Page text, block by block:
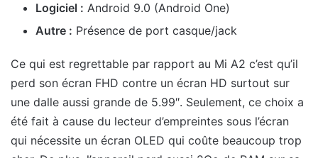
Logiciel : Android 9.0 (Android One)
Autre : Présence de port casque/jack
Ce qui est regrettable par rapport au Mi A2 c’est qu’il
perd son écran FHD contre un écran HD surtout sur
une dalle aussi grande de 5.99″. Seulement, ce choix a
été fait à cause du lecteur d’empreintes sous l’écran
qui nécessite un écran OLED qui coûte beaucoup trop